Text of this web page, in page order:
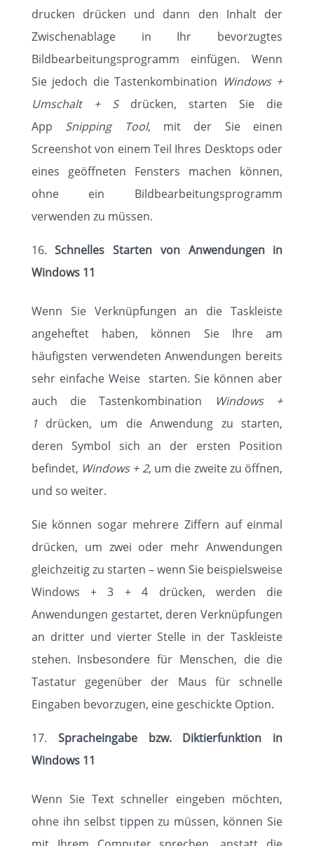
drucken drücken und dann den Inhalt der
Zwischenablage in Ihr bevorzugtes
Bildbearbeitungsprogramm einfügen. Wenn
Sie jedoch die Tastenkombination Windows +
Umschalt + S
drücken, starten Sie die
App
Snipping Tool, mit der Sie einen
Screenshot von einem Teil Ihres Desktops oder
eines geöffneten Fensters machen können,
ohne ein Bildbearbeitungsprogramm
verwenden zu müssen.
Schnelles Starten von Anwendungen in
Windows 11
Wenn Sie Verknüpfungen an die Taskleiste
angeheftet haben, können Sie Ihre am
häufigsten verwendeten Anwendungen bereits
sehr einfache Weise starten. Sie können aber
auch die Tastenkombination
Windows +
1 drücken, um die Anwendung zu starten,
deren Symbol sich an der ersten Position
befindet, Windows + 2, um die zweite zu öffnen,
und so weiter.
Sie können sogar mehrere Ziffern auf einmal
drücken, um zwei oder mehr Anwendungen
gleichzeitig zu starten – wenn Sie beispielsweise
Windows + 3 + 4 drücken, werden die
Anwendungen gestartet, deren Verknüpfungen
an dritter und vierter Stelle in der Taskleiste
stehen. Insbesondere für Menschen, die die
Tastatur gegenüber der Maus für schnelle
Eingaben bevorzugen, eine geschickte Option.
Spracheingabe bzw. Diktierfunktion in
Windows 11
Wenn Sie Text schneller eingeben möchten,
ohne ihn selbst tippen zu müssen, können Sie